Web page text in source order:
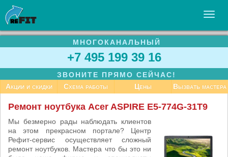
УСЛУГИ
БИЗНЕСУ
СТАТЬИ
МНОГОКАНАЛЬНЫЙ
+7 495 199 39 16
ЗВОНИТЕ ПРЯМО СЕЙЧАС!
Акции и скидки
Схема работы Цены Вызвать мастера
Ремонт ноутбука Acer ASPIRE E5-774G-31T9
Мы безмерно рады наблюдать клиентов
на этом прекрасном портале? Центр
Рефит-сервис осуществляет сложный
ремонт ноутбуков. Мастера что бы это ни